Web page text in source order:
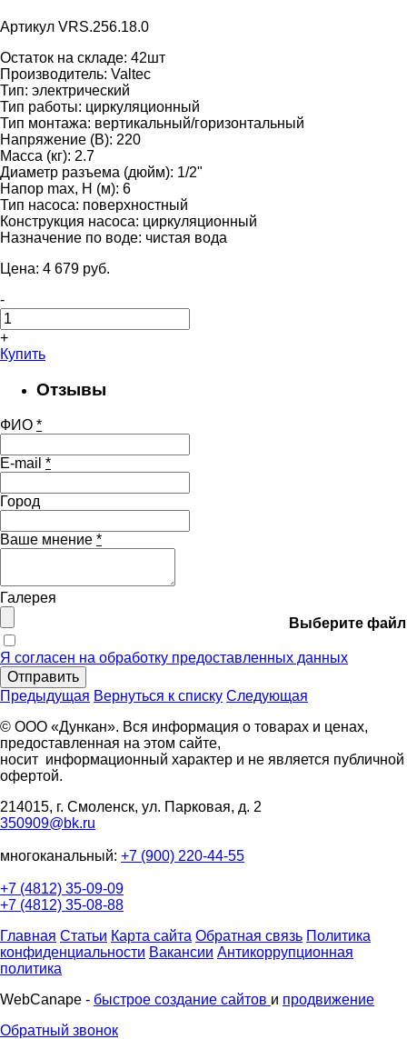
Артикул VRS.256.18.0
Остаток на складе: 42шт
Производитель: Valtec
Тип: электрический
Тип работы: циркуляционный
Тип монтажа: вертикальный/горизонтальный
Напряжение (В): 220
Масса (кг): 2.7
Диаметр разъема (дюйм): 1/2"
Напор max, H (м): 6
Тип насоса: поверхностный
Конструкция насоса: циркуляционный
Назначение по воде: чистая вода
Цена: 4 679 pуб.
-
+
Купить
Отзывы
ФИО *
E-mail *
Город
Ваше мнение *
Галерея
Выберите файл
Я согласен на обработку предоставленных данных
Отправить
Предыдущая Вернуться к списку Следующая
© ООО «Дункан». Вся информация о товарах и ценах,
предоставленная на этом сайте,
носит информационный характер и не является публичной
офертой.
214015, г. Смоленск, ул. Парковая, д. 2
350909@bk.ru
многоканальный: +7 (900) 220-44-55
+7 (4812) 35-09-09
+7 (4812) 35-08-88
Главная Статьи Карта сайта Обратная связь Политика
конфиденциальности Вакансии Антикоррупционная
политика
WebCanape - быстрое создание сайтов и продвижение
Обратный звонок